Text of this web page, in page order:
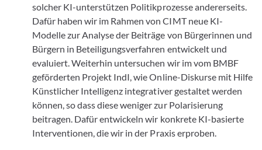
solcher KI-unterstützen Politikprozesse andererseits.
Dafür haben wir im Rahmen von CIMT neue KI-
Modelle zur Analyse der Beiträge von Bürgerinnen und
Bürgern in Beteiligungsverfahren entwickelt und
evaluiert. Weiterhin untersuchen wir im vom BMBF
geförderten Projekt IndI, wie Online-Diskurse mit Hilfe
Künstlicher Intelligenz integrativer gestaltet werden
können, so dass diese weniger zur Polarisierung
beitragen. Dafür entwickeln wir konkrete KI-basierte
Interventionen, die wir in der Praxis erproben.